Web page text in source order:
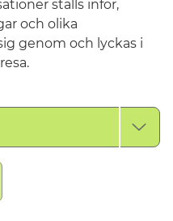
ställs inför,
och olika
genom och lyckas i